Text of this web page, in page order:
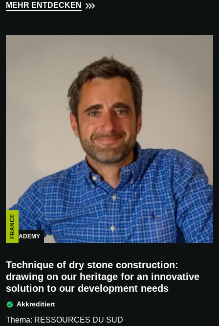
MEHR ENTDECKEN
ACADEMY
FRANCE
Technique of dry stone construction:
drawing on our heritage for an innovative
solution to our development needs
Akkreditiert
Thema: RESSOURCES DU SUD